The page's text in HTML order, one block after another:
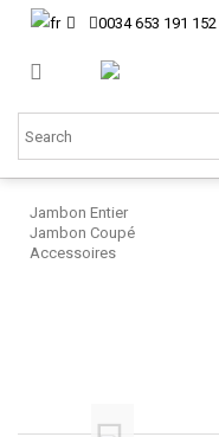
0034 653 191 152
Jambon Entier
Jambon Coupé
Accessoires